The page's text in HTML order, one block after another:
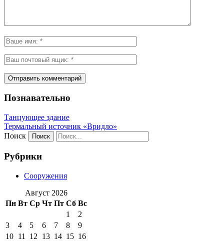
Познавательно
Танцующее здание
Термальный источник «Вридло»
Поиск
Рубрики
Сооружения
Август 2026
Пн Вт Ср Чт Пт Сб Вс
1
2
3
4 5 6 7 8
9
10 11 12 13 14 15 16